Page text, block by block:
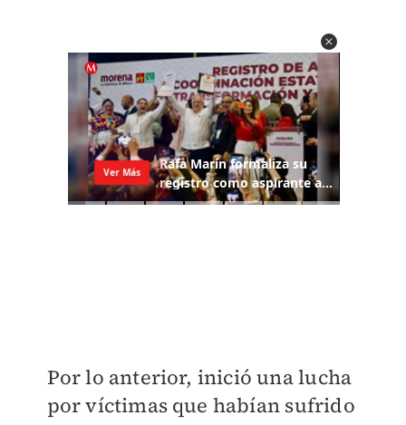
​Por lo anterior, inició una lucha
por víctimas que habían sufrido